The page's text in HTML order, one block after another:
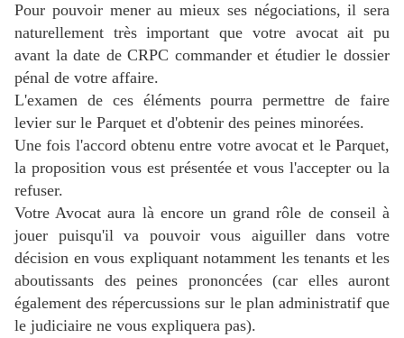
Pour pouvoir mener au mieux ses négociations, il sera
naturellement très important que votre avocat ait pu
avant la date de CRPC commander et étudier le dossier
pénal de votre affaire.
L'examen de ces éléments pourra permettre de faire
levier sur le Parquet et d'obtenir des peines minorées.
Une fois l'accord obtenu entre votre avocat et le Parquet,
la proposition vous est présentée et vous l'accepter ou la
refuser.
Votre Avocat aura là encore un grand rôle de conseil à
jouer puisqu'il va pouvoir vous aiguiller dans votre
décision en vous expliquant notamment les tenants et les
aboutissants des peines prononcées (car elles auront
également des répercussions sur le plan administratif que
le judiciaire ne vous expliquera pas).